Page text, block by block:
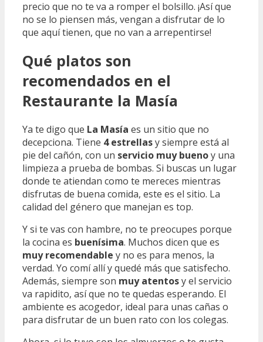
precio que no te va a romper el bolsillo. ¡Así que
no se lo piensen más, vengan a disfrutar de lo
que aquí tienen, que no van a arrepentirse!
Qué platos son
recomendados en el
Restaurante la Masía
Ya te digo que La Masía es un sitio que no
decepciona. Tiene 4 estrellasy siempre está al
pie del cañón, con un servicio muy buenoy una
limpieza a prueba de bombas. Si buscas un lugar
donde te atiendan como te mereces mientras
disfrutas de buena comida, este es el sitio. La
calidad del género que manejan es top.
Y si te vas con hambre, no te preocupes porque
la cocina es buenísima. Muchos dicen que es
muy recomendable y no es para menos, la
verdad. Yo comí allí y quedé más que satisfecho.
Además, siempre son muy atentosy el servicio
va rapidito, así que no te quedas esperando. El
ambiente es acogedor, ideal para unas cañas o
para disfrutar de un buen rato con los colegas.